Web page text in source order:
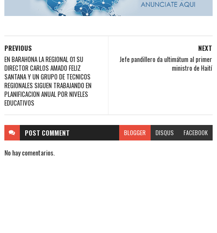
NEXT
Jefe pandillero da ultimátum al primer
ministro de Haití
PREVIOUS
EN BARAHONA LA REGIONAL 01 SU
DIRECTOR CARLOS AMADO FELIZ
SANTANA Y UN GRUPO DE TECNICOS
REGIONALES SIGUEN TRABAJANDO EN
PLANIFICACION ANUAL POR NIVELES
EDUCATIVOS
POST COMMENT BLOGGER DISQUS FACEBOOK
No hay comentarios.